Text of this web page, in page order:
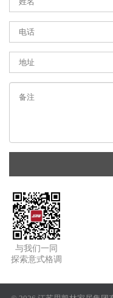
与我们一同
探索意式格调